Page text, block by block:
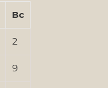
Вс
2
9